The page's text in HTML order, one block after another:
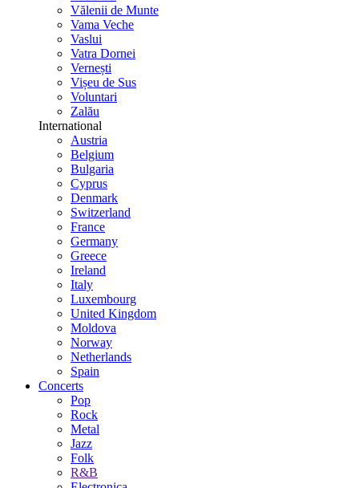
Vălenii de Munte
Vama Veche
Vaslui
Vatra Dornei
Vernești
Vișeu de Sus
Voluntari
Zalău
International
Austria
Belgium
Bulgaria
Cyprus
Denmark
Switzerland
France
Germany
Greece
Ireland
Italy
Luxembourg
United Kingdom
Moldova
Norway
Netherlands
Spain
Concerts
Pop
Rock
Metal
Jazz
Folk
R&B